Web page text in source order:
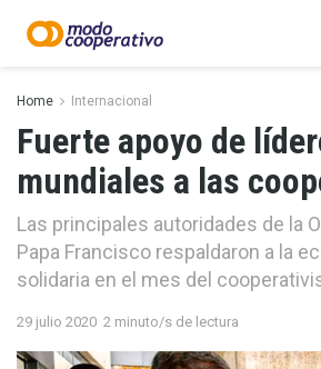
Home Internacional
Fuerte apoyo de
mundiales a las
Las principales autoridades de la
Papa Francisco respaldaron a la
solidaria en el mes del
29 julio 2020 2 minuto/s de lectura